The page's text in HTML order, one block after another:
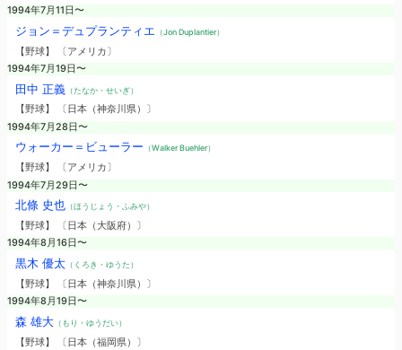
1994年7月11日〜
ジョン＝デュプランティエ （Jon Duplantier）
【野球】 〔アメリカ〕
1994年7月19日〜
田中 正義（たなか・せいぎ）
【野球】 〔日本（神奈川県）〕
1994年7月28日〜
ウォーカー＝ビューラー （Walker Buehler）
【野球】 〔アメリカ〕
1994年7月29日〜
北條 史也（ほうじょう・ふみや）
【野球】 〔日本（大阪府）〕
1994年8月16日〜
黒木 優太（くろき・ゆうた）
【野球】 〔日本（神奈川県）〕
1994年8月19日〜
森 雄大（もり・ゆうだい）
【野球】 〔日本（福岡県）〕